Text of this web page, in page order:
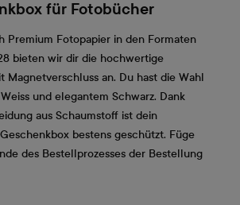
für Fotobücher
Premium Fotopapier in den Formaten
bieten wir dir die hochwertige
Magnetverschluss an. Du hast die Wahl
und elegantem Schwarz. Dank
aus Schaumstoff ist dein
bestens geschützt. Füge
des Bestellprozesses der Bestellung